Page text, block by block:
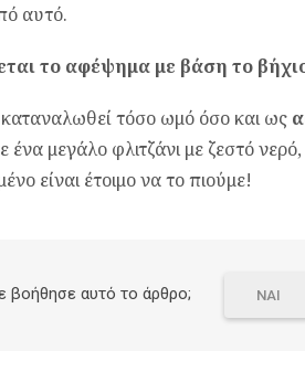
αυτό.
το αφέψημα με βάση το
τόσο ωμό όσο και ως
ένα μεγάλο φλιτζάνι με ζεστό
είναι έτοιμο να το πιούμε!
βοήθησε αυτό το άρθρο; ΝΑΙ